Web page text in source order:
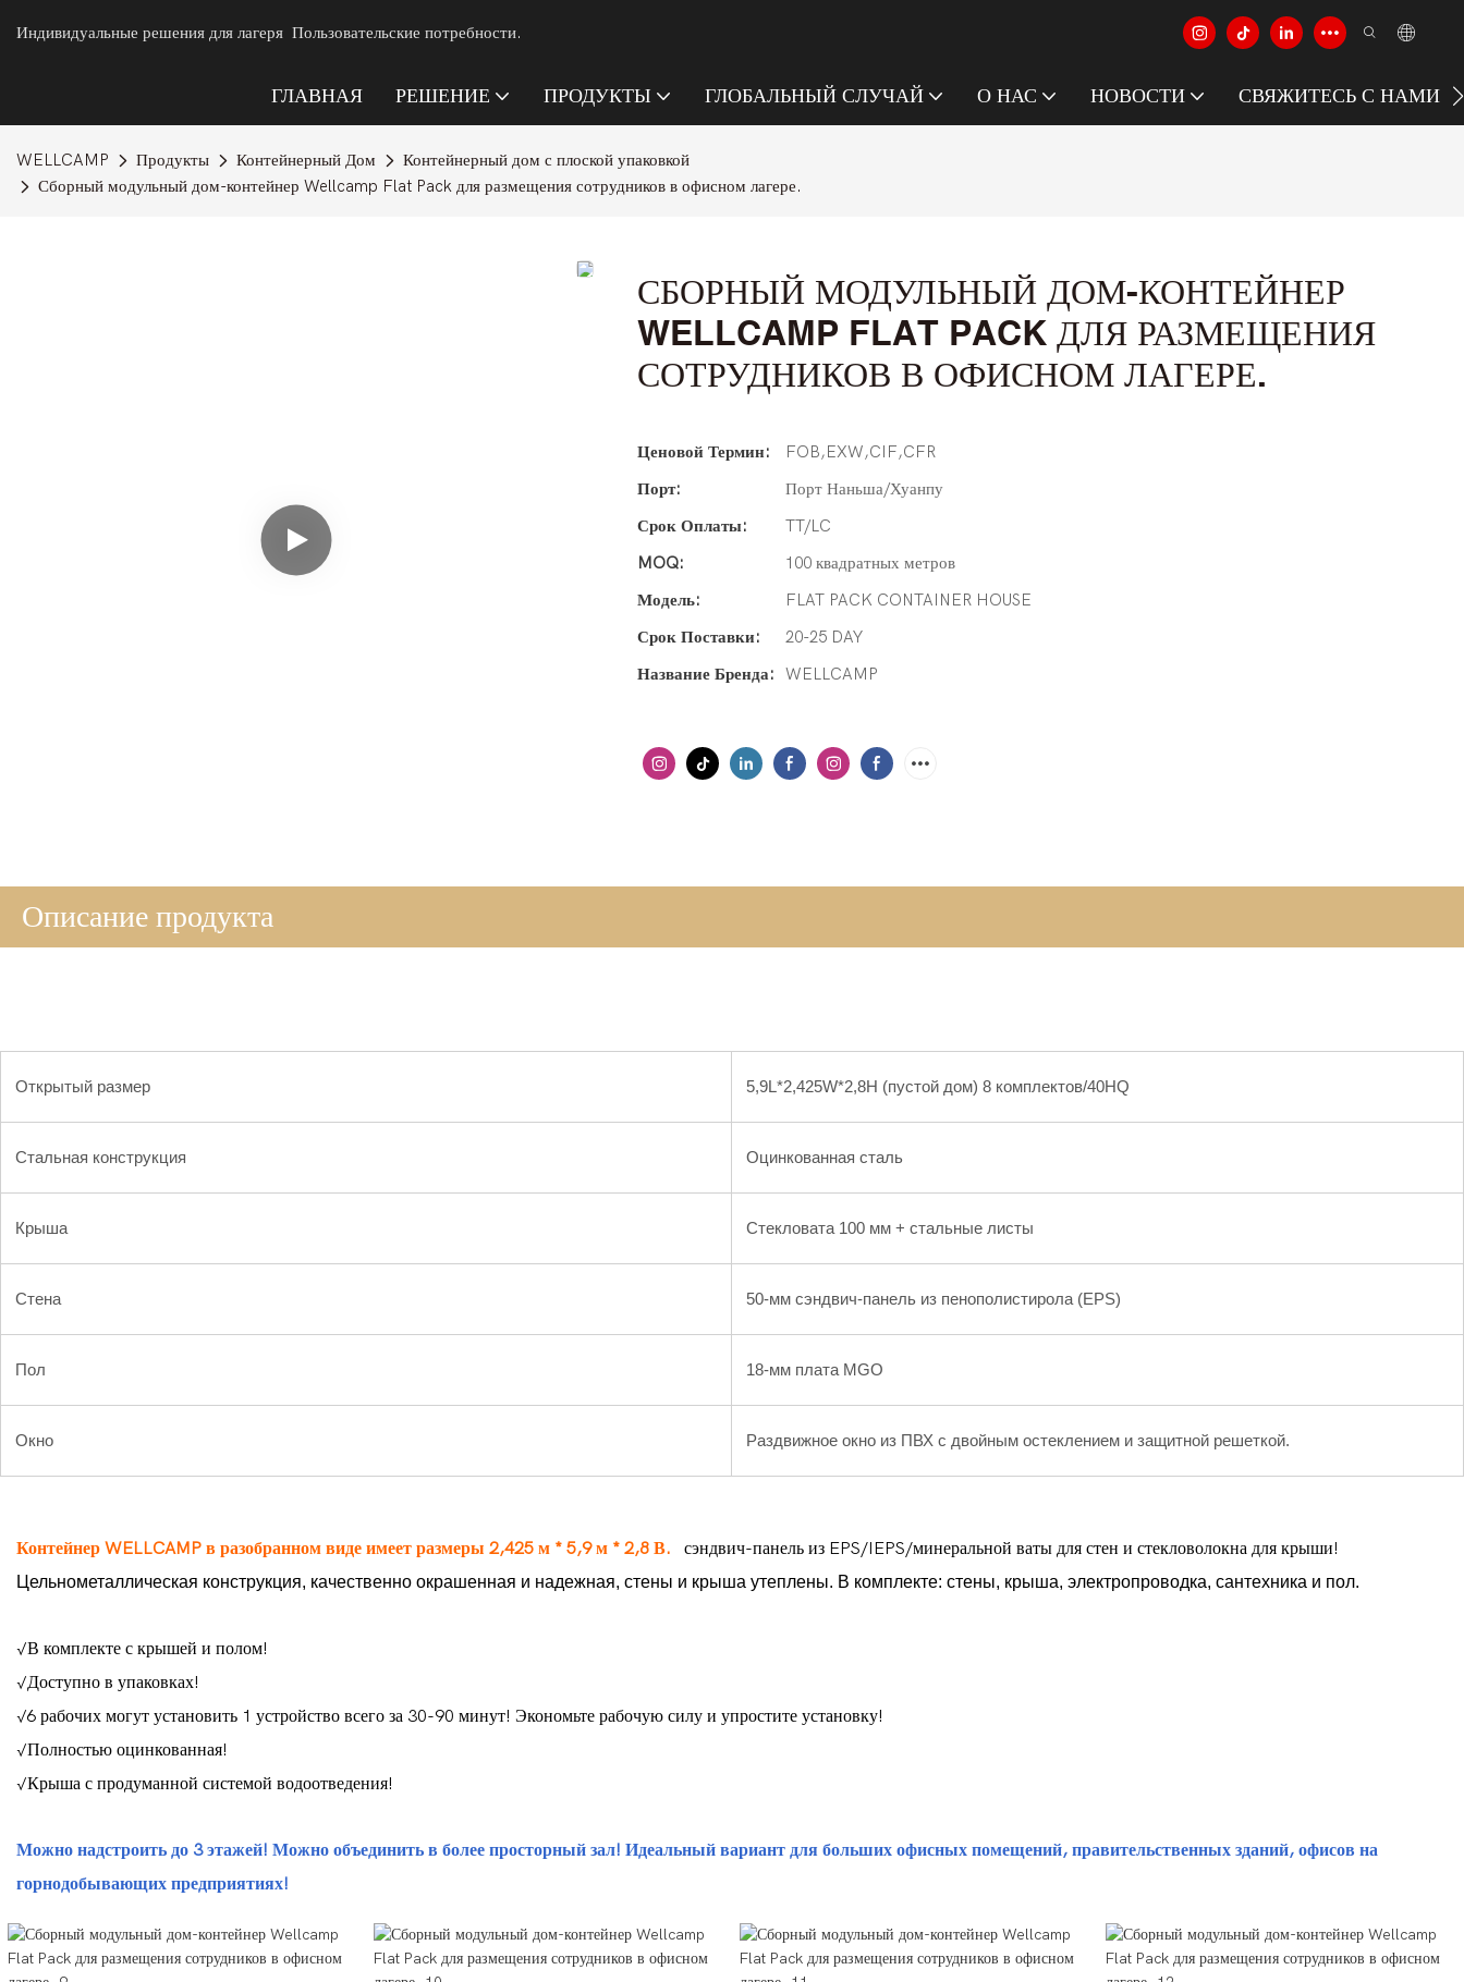
Индивидуальные решения для лагеря Пользовательские потребности.
ГЛАВНАЯ РЕШЕНИЕ ПРОДУКТЫ ГЛОБАЛЬНЫЙ СЛУЧАЙ О НАС НОВОСТИ СВЯЖИТЕСЬ С НАМИ
WELLCAMP Продукты Контейнерный Дом
Контейнерный дом с плоской упаковкой
Сборный модульный дом-контейнер Wellcamp Flat Pack для размещения сотрудников в офисном лагере.
СБОРНЫЙ МОДУЛЬНЫЙ ДОМ-КОНТЕЙНЕР
WELLCAMP FLAT PACK ДЛЯ РАЗМЕЩЕНИЯ
СОТРУДНИКОВ В ОФИСНОМ ЛАГЕРЕ.
Ценовой Термин:
FOB,EXW,CIF,CFR
Порт:
Порт Наньша/Хуанпу
Срок Оплаты:
TT/LC
MOQ:
100 квадратных метров
Модель:
FLAT PACK CONTAINER HOUSE
Срок Поставки:
20-25 DAY
Название Бренда:
WELLCAMP
Описание продукта
Открытый размер 5,9L*2,425W*2,8H (пустой дом) 8 комплектов/40HQ
Стальная конструкция Оцинкованная сталь
Крыша Стекловата 100 мм + стальные листы
Стена 50-мм сэндвич-панель из пенополистирола (EPS)
Пол 18-мм плата MGO
Окно Раздвижное окно из ПВХ с двойным остеклением и защитной решеткой.
Контейнер WELLCAMP в разобранном виде имеет размеры 2,425 м * 5,9 м * 2,8 В. сэндвич-панель из EPS/IEPS/минеральной ваты для стен и стекловолокна для крыши!
Цельнометаллическая конструкция, качественно окрашенная и надежная, стены и крыша утеплены. В комплекте: стены, крыша, электропроводка, сантехника и пол.
√В комплекте с крышей и полом!
√Доступно в упаковках!
√6 рабочих могут установить 1 устройство всего за 30-90 минут! Экономьте рабочую силу и упростите установку!
√Полностью оцинкованная!
√Крыша с продуманной системой водоотведения!
Можно надстроить до 3 этажей! Можно объединить в более просторный зал! Идеальный вариант для больших офисных помещений, правительственных зданий, офисов на
горнодобывающих предприятиях!